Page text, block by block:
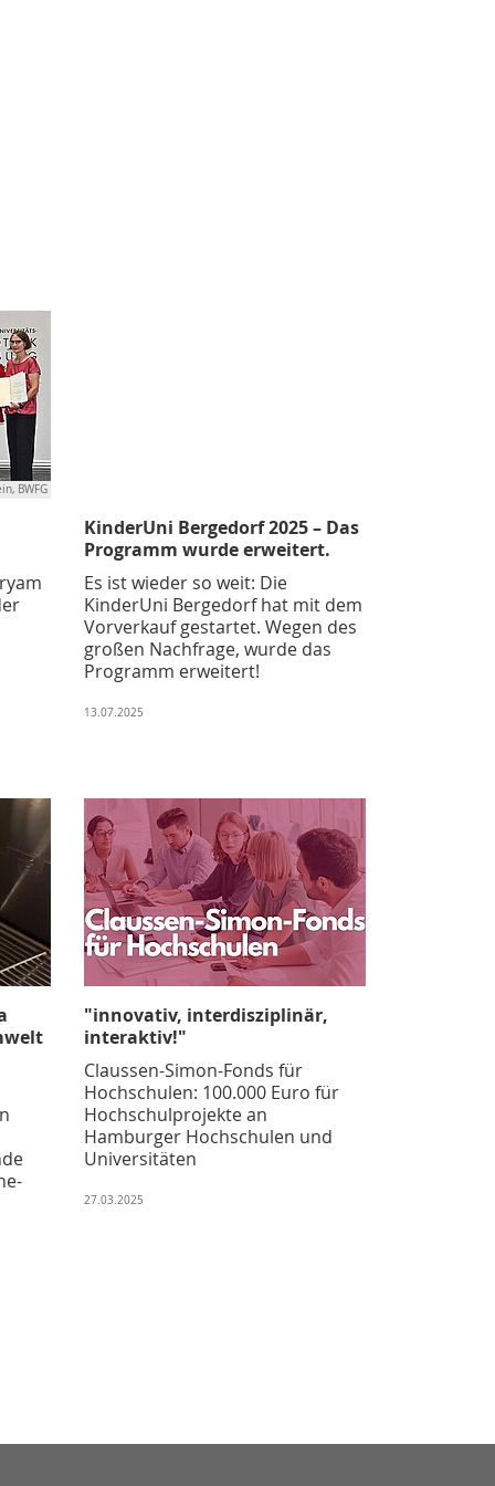
BWFG
KinderUni Bergedorf 2025 – Das
Programm wurde erweitert.
Es ist wieder so weit: Die
KinderUni Bergedorf hat mit dem
Vorverkauf gestartet. Wegen des
großen Nachfrage, wurde das
Programm erweitert!
13.07.2025
"innovativ, interdisziplinär,
interaktiv!"
Claussen-Simon-Fonds für
Hochschulen: 100.000 Euro für
Hochschulprojekte an
Hamburger Hochschulen und
Universitäten
27.03.2025